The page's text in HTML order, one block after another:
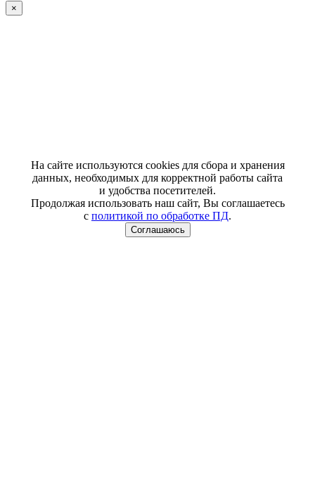
×
На сайте используются cookies для сбора и хранения
данных, необходимых для корректной работы сайта
и удобства посетителей.
Продолжая использовать наш сайт, Вы соглашаетесь
с политикой по обработке ПД.
Соглашаюсь